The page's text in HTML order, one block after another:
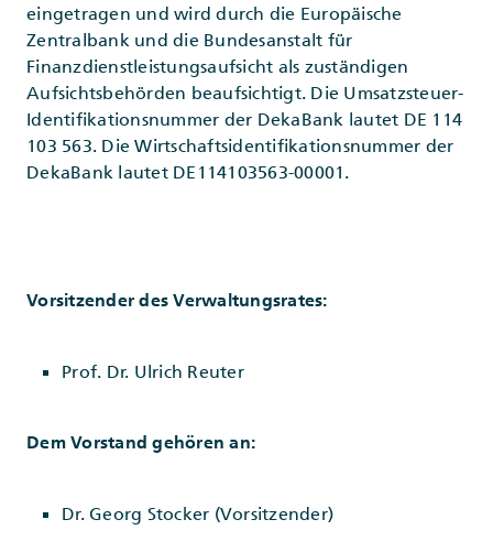
eingetragen und wird durch die Europäische
Zentralbank und die Bundesanstalt für
Finanzdienstleistungsaufsicht als zuständigen
Aufsichtsbehörden beaufsichtigt. Die Umsatzsteuer-
Identifikationsnummer der DekaBank lautet DE 114
103 563. Die Wirtschaftsidentifikationsnummer der
DekaBank lautet DE114103563-00001.
Vorsitzender des Verwaltungsrates:
Prof. Dr. Ulrich Reuter
Dem Vorstand gehören an:
Dr. Georg Stocker (Vorsitzender)